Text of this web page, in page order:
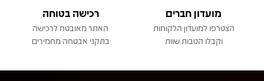
מועדון חברים
הצטרפו למועדון הלקוחות
וקבלו הטבות שוות
רכישה בטוחה
האתר מאובטח לרכישה
בתקני אבטחה מחמירים